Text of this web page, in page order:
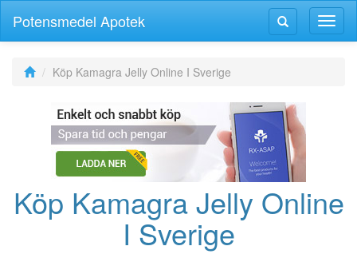
Växla
Växla
navigering
Potensmedel Apotek
Köp Kamagra Jelly Online I Sverige
Köp Kamagra Jelly Online
I Sverige